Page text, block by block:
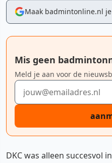
Maak badmintonline.nl
Mis geen
Meld je aan voor de
E-mailadres
DKC was alleen succesvol